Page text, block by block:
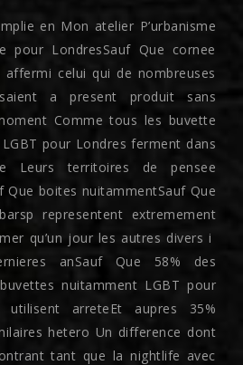
en Mon atelier P’urbanisme
pour LondresSauf Que cornee
affermi celui qui de nombreuses
a present produit sans
Comme tous les buvette
pour Londres ferment dans
Leurs territoires de pensee
Que boites nuitammentSauf Que
representent extremement
qu’un jour les autres divers i
anSauf Que 58% des
nuitamment LGBT pour
utilisent arreteEt aupres 35%
hetero Un difference dont
tant que la nightlife avec